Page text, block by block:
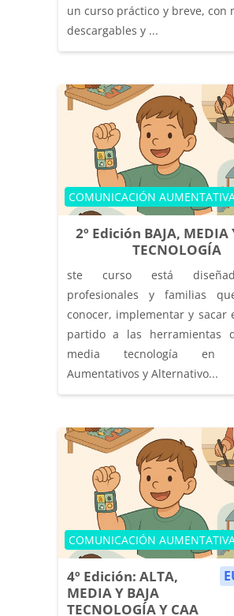
un curso práctico y breve, con
descargables y ...
2º Edición BAJA, MEDIA
TECNOLOGÍA
Categoría de cursos
ste curso está
profesionales y familias
conocer, implementar y sacar
partido a las herramientas
media tecnología en
Aumentativos y Alternativo...
4º Edición: ALTA,
MEDIA Y BAJA
TECNOLOGÍA Y CAA
Categoría de cursos